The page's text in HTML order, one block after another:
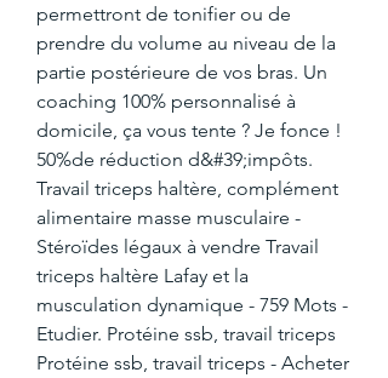
permettront de tonifier ou de
prendre du volume au niveau de la
partie postérieure de vos bras. Un
coaching 100% personnalisé à
domicile, ça vous tente ? Je fonce !
50%de réduction d&#39;impôts.
Travail triceps haltère, complément
alimentaire masse musculaire -
Stéroïdes légaux à vendre Travail
triceps haltère Lafay et la
musculation dynamique - 759 Mots -
Etudier. Protéine ssb, travail triceps
Protéine ssb, travail triceps - Acheter